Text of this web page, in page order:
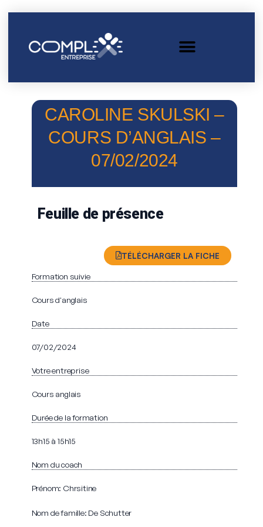
CAROLINE SKULSKI –
COURS D’ANGLAIS –
07/02/2024
Feuille de présence
TÉLÉCHARGER LA FICHE
Formation suivie
Cours d'anglais
Date
07/02/2024
Votre entreprise
Cours anglais
Durée de la formation
13h15 à 15h15
Nom du coach
Prénom: Chrsitine
Nom de famille: De Schutter